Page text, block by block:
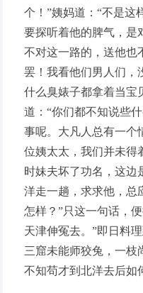
个！”姨妈道：“不是这
要探听着他的脾气，是
不对这一路的，送他也
罢！我看他们男人们，
什么臭婊子都拿着当宝
道：“你们都不知说些
事呢。大凡人总有一个
位姨太太，我们并未得
时妹夫坏了功名，这边
洋走一趟，求求他，总
怎样？”只这一句话，
天津伸冤去。”即日料
三窟未能师狡兔，一枝
不知苟才到北洋去后如